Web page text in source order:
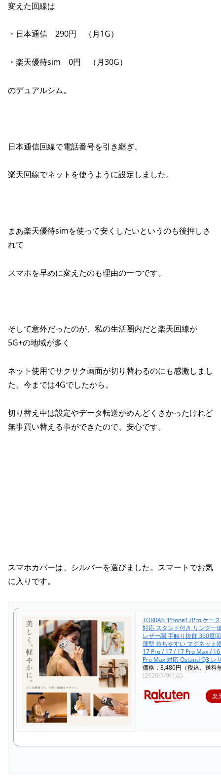
変えた回線は
・日本通信 290円 （月1G）
・楽天優待sim 0円 （月30G）
のデュアルシム。
日本通信回線で電話番号を引き継ぎ、
楽天回線でネットを使うように設定しました。
まあ楽天優待simを使って安くしたいというのも後押しさ
れて
スマホを早めに変えたのも理由の一つです。
そして意外だったのが、私の生活圏内だと楽天回線が
5G+の地域が多く
ネット使用でサクサク画面が切り替わるのにも感激しまし
た。今までは4Gでしたから。
切り替え中は設定やデータ転送がめんどくさかったけれど
無事買い替える事ができたので、安心です。
スマホカバーは、シルバーを選びました。スマートでお気
に入りです。
TORRAS iPhone17Pro ケー
対応 スタンド付き リング一
レザー調 手触り抜群 360度
薄型 持ちやすい マグネット
17 Pro / 17 / 17 Pro Max /
Pro Max 対応 Ostand Q3 レ
価格：8,480円（税込、送料
(2026/7/9時点)
楽